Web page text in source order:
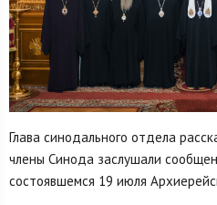
Глава синодального отдела
члены Синода заслушали
состоявшемся 19 июля